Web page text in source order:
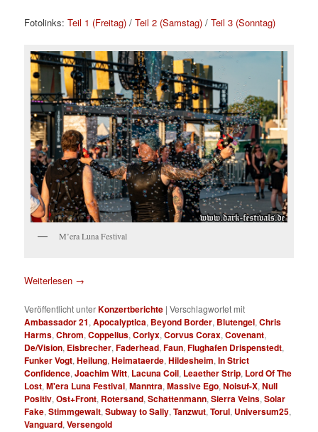
Fotolinks:Teil 1 (Freitag) /Teil 2 (Samstag) /Teil 3 (Sonntag)
M’era Luna Festival
Weiterlesen →
Veröffentlicht unterKonzertberichte |Verschlagwortet mit
Ambassador 21,Apocalyptica, Beyond Border, Blutengel,Chris
Harms,Chrom,Coppelius,Corlyx,Corvus Corax,Covenant,
De/Vision, Eisbrecher,Faderhead,Faun,Flughafen Drispenstedt,
Funker Vogt,Heilung,Heimataerde,Hildesheim,In Strict
Confidence,Joachim Witt, Lacuna Coil, Leaether Strip, Lord Of The
Lost,M'era Luna Festival,Manntra,Massive Ego,Noisuf-X,Null
Positiv,Ost+Front, Rotersand,Schattenmann,Sierra Veins,Solar
Fake,Stimmgewalt,Subway to Sally,Tanzwut,Torul, Universum25,
Vanguard,Versengold